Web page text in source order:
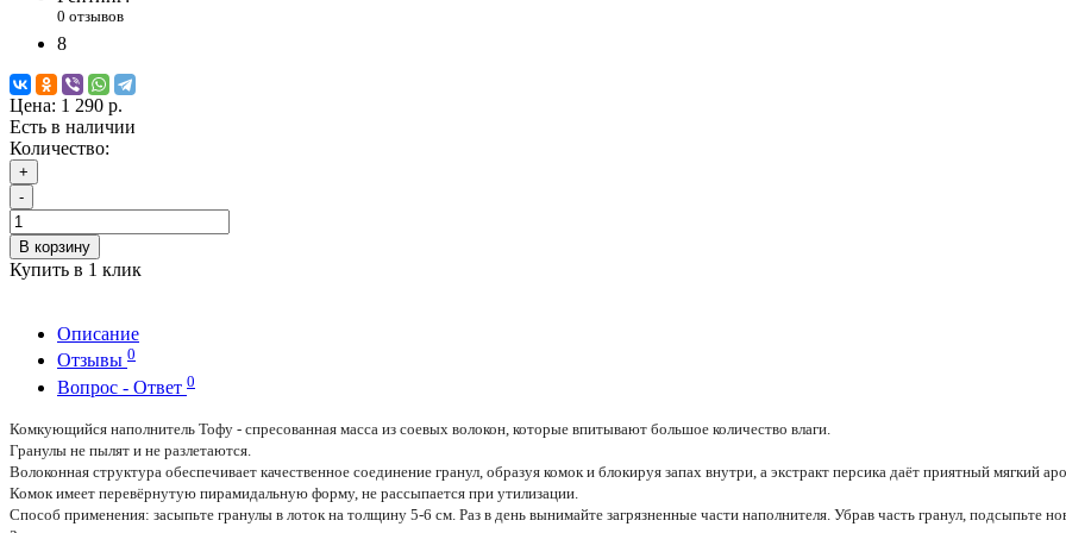
0 отзывов
8
Цена: 1 290 р.
Есть в наличии
Количество:
+
-
В корзину
Купить в 1 клик
Описание
Отзывы 0
Вопрос - Ответ 0
Комкующийся наполнитель Тофу - спресованная масса из соевых волокон, которые впитывают большое количество влаги.
Гранулы не пылят и не разлетаются.
Волоконная структура обеспечивает качественное соединение гранул, образуя комок и блокируя запах внутри, а экстракт персика даёт приятный мягкий
Комок имеет перевёрнутую пирамидальную форму, не рассыпается при утилизации.
Способ применения: засыпьте гранулы в лоток на толщину 5-6 см. Раз в день вынимайте загрязненные части наполнителя. Убрав часть гранул, подсыпьте